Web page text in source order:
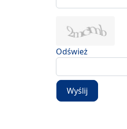
Odśwież
Wyślij